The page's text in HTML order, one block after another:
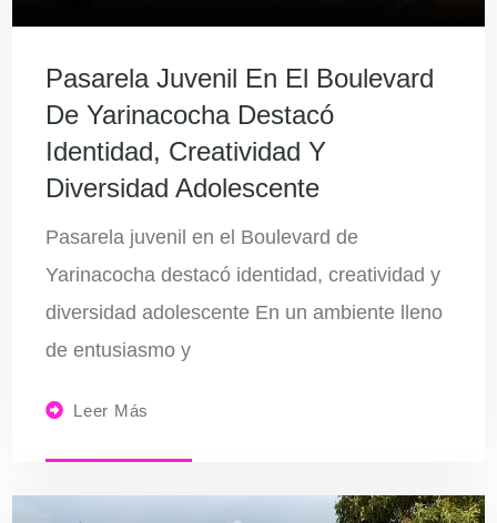
Pasarela Juvenil En El Boulevard
De Yarinacocha Destacó
Identidad, Creatividad Y
Diversidad Adolescente
Pasarela juvenil en el Boulevard de
Yarinacocha destacó identidad, creatividad y
diversidad adolescente En un ambiente lleno
de entusiasmo y
Leer Más